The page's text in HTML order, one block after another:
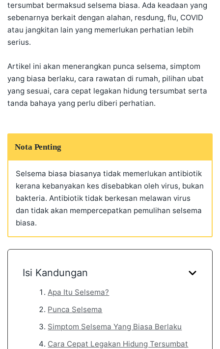
tersumbat bermaksud selsema biasa. Ada keadaan yang
sebenarnya berkait dengan alahan, resdung, flu, COVID
atau jangkitan lain yang memerlukan perhatian lebih
serius.
Artikel ini akan menerangkan punca selsema, simptom
yang biasa berlaku, cara rawatan di rumah, pilihan ubat
yang sesuai, cara cepat legakan hidung tersumbat serta
tanda bahaya yang perlu diberi perhatian.
Nota Penting
Selsema biasa biasanya tidak memerlukan antibiotik
kerana kebanyakan kes disebabkan oleh virus, bukan
bakteria. Antibiotik tidak berkesan melawan virus
dan tidak akan mempercepatkan pemulihan selsema
biasa.
Isi Kandungan
Apa Itu Selsema?
Punca Selsema
Simptom Selsema Yang Biasa Berlaku
Cara Cepat Legakan Hidung Tersumbat